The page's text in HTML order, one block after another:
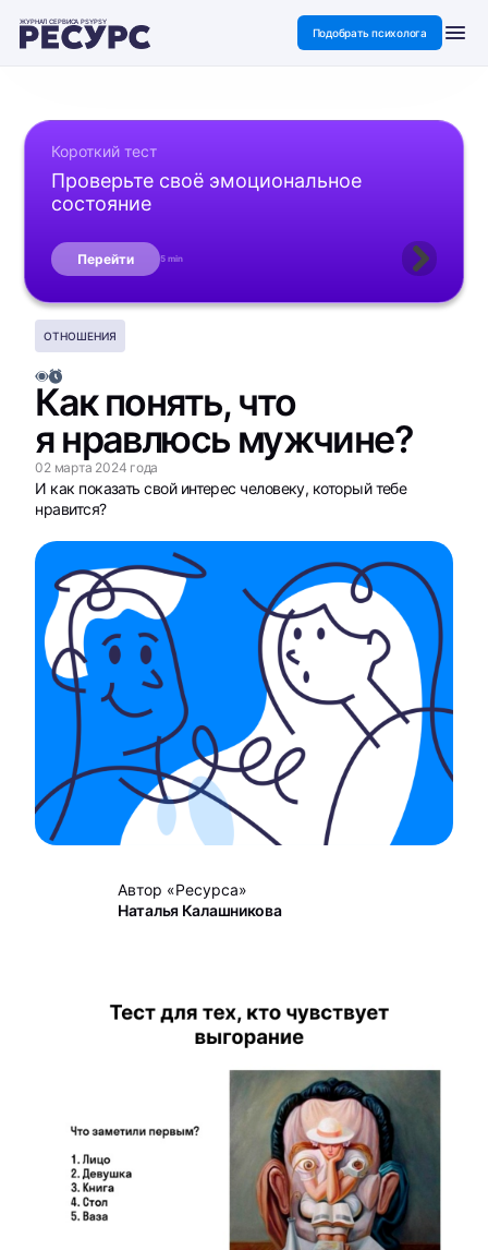
ЖУРНАЛ СЕРВИСА PSYPSY
Подобрать психолога
Короткий тест
Проверьте своё эмоциональное
состояние
Перейти 5 min
ОТНОШЕНИЯ
Как понять, что
я нравлюсь мужчине?
02 марта 2024 года
И как показать свой интерес человеку, который тебе
нравится?
Автор «Ресурса»
Наталья Калашникова